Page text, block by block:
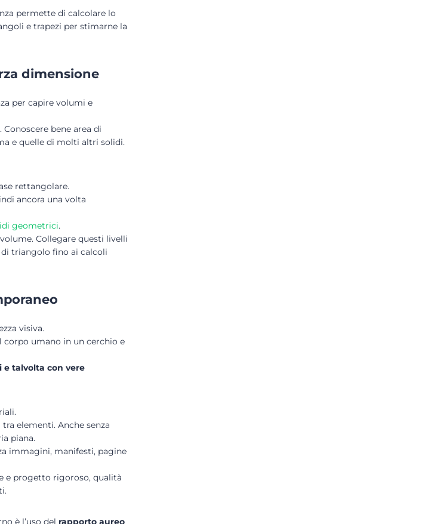
permette di calcolare lo
e trapezi per stimarne la
dimensione
per capire volumi e
bene area di
e quelle di molti altri solidi.
rettangolare.
ancora una volta
geometrici.
Collegare questi livelli
di triangolo fino ai calcoli
visiva.
corpo umano in un cerchio e
e talvolta con vere
elementi. Anche senza
piana.
immagini, manifesti, pagine
e progetto rigoroso, qualità
è l’uso del rapporto aureo